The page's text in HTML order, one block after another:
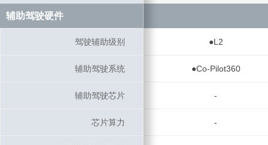
辅助驾驶硬件
驾驶辅助级别 ●L2
辅助驾驶系统 ●Co-Pilot360
辅助驾驶芯片 -
芯片算力 -
辅助驾驶硬件
驾驶辅助级别
辅助驾驶系统
辅助驾驶芯片
芯片算力